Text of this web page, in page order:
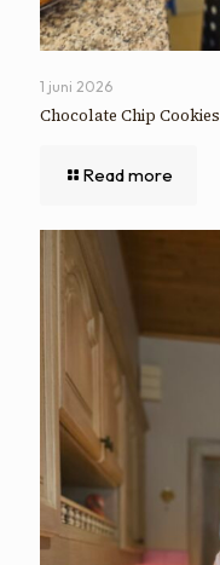
1 juni 2026
Chocolate Chip Cookies
Read more